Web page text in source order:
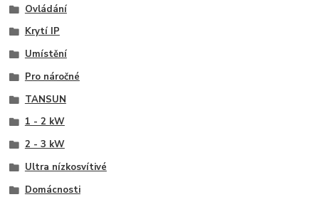
Ovládání
Krytí IP
Umístění
Pro náročné
TANSUN
1 - 2 kW
2 - 3 kW
Ultra nízkosvítivé
Domácnosti